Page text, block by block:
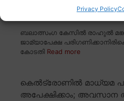
Privacy Policy
ബലാത്സംഗ കേസിൽ രാഹുൽ
ജാമ്യാപേക്ഷ
കോടതി Read more
കെൽട്രോണിൽ മാധ്യമ
അപേക്ഷിക്കാം; അവസാന